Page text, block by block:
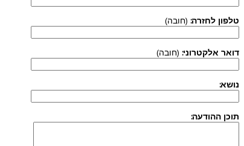
טלפון לחזרה: (חובה)
דואר אלקטרוני: (חובה)
נושא:
תוכן ההודעה: